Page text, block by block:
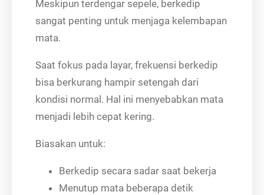
Meskipun terdengar sepele, berkedip
sangat penting untuk menjaga kelembapan
mata.
Saat fokus pada layar, frekuensi berkedip
bisa berkurang hampir setengah dari
kondisi normal. Hal ini menyebabkan mata
menjadi lebih cepat kering.
Biasakan untuk:
Berkedip secara sadar saat bekerja
Menutup mata beberapa detik